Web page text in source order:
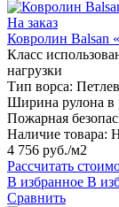
На заказ
Ковролин Balsan
Класс
нагрузки
Тип ворса:
Ширина рулона в
Пожарная
Наличие товара:
4 756 руб./м2
Рассчитать
В избранное В
Сравнить